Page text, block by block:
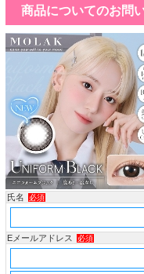
商品についてのお問
氏名 必須
Eメールアドレス 必須